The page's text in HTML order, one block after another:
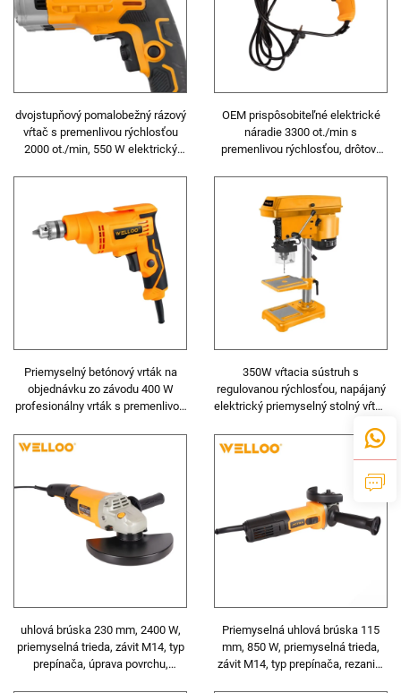
dvojstupňový pomalobežný rázový
vŕtač s premenlivou rýchlosťou
2000 ot./min, 550 W elektrický
OEM prispôsobiteľné elektrické
náradie 3300 ot./min s
premenlivou rýchlosťou, drôtový
Priemyselný betónový vrták na
objednávku zo závodu 400 W
profesionálny vrták s premenlivou
350W vŕtacia sústruh s
regulovanou rýchlosťou, napájaný
elektrický priemyselný stolný vŕtač
uhlová brúska 230 mm, 2400 W,
priemyselná trieda, závit M14, typ
prepínača, úprava povrchu,
Priemyselná uhlová brúska 115
mm, 850 W, priemyselná trieda,
závit M14, typ prepínača, rezanie,